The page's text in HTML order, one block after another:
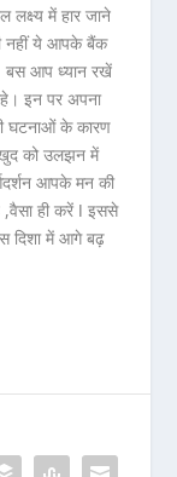
में हार जाने
नहीं ये आपके बैंक
बस आप ध्यान रखें
इन पर अपना
घटनाओं के कारण
को उलझन में
आपके मन की
ही करें ǀ इससे
दिशा में आगे बढ़